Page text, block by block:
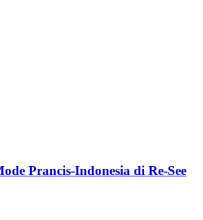
Prancis-Indonesia di Re-See